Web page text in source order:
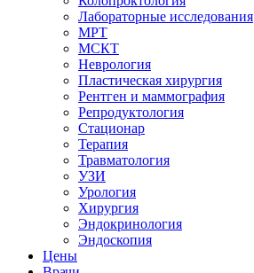
Лабораторные исследования
МРТ
МСКТ
Неврология
Пластическая хирургия
Рентген и маммография
Репродуктология
Стационар
Терапия
Травматология
УЗИ
Урология
Хирургия
Эндокринология
Эндоскопия
Цены